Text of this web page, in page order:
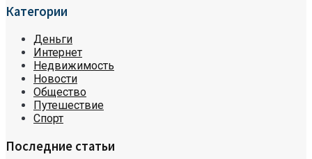
Категории
Деньги
Интернет
Недвижимость
Новости
Общество
Путешествие
Спорт
Последние статьи